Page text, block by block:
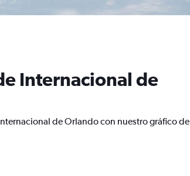
Internacional de
de Orlando con nuestro gráfico de